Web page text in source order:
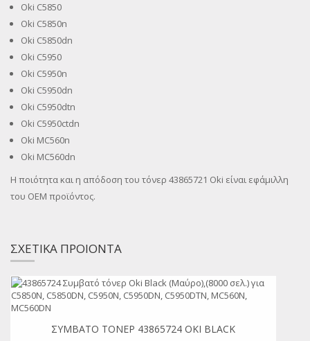
Oki C5850
Oki C5850n
Oki C5850dn
Oki C5950
Oki C5950n
Oki C5950dn
Oki C5950dtn
Oki C5950ctdn
Oki MC560n
Oki MC560dn
Η ποιότητα και η απόδοση του τόνερ 43865721 Oki είναι εφάμιλλη
του OEM προϊόντος.
ΣΧΕΤΙΚΑ ΠΡΟΙΟΝΤΑ
ΣΥΜΒΑΤΌ ΤΌΝΕΡ 43865724 OKI BLACK